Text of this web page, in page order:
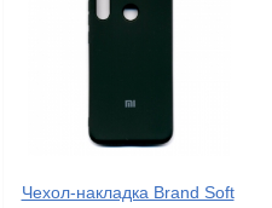
Чехол-накладка Brand Soft